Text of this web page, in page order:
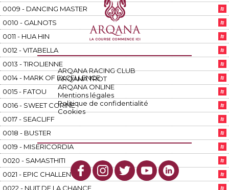
0009 - DANCING MASTER
0010 - GALNOTS
0011 - HUA HIN
0012 - VITABELLA
0013 - TIROLIENNE
0014 - MARK OF EXCELLENCE
0015 - FATOU
0016 - SWEET CORINE
0017 - SEACLIFF
0018 - BUSTER
0019 - MISERICORDIA
0020 - SAMASTHITI
0021 - EPIC CHALLENGE
0022 - NUIT DE LA CHANCE
ARQANA RACING CLUB
ARQANA TROT
ARQANA ONLINE
Mentions légales
Politique de confidentialité
Cookies